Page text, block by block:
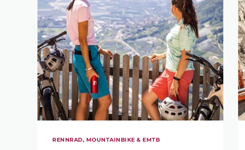
RENNRAD, MOUNTAINBIKE & EMTB